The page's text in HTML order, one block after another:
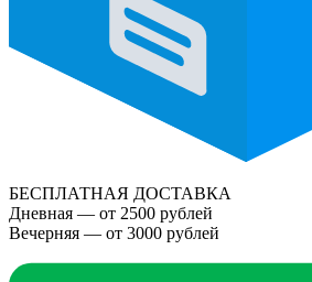
БЕСПЛАТНАЯ ДОСТАВКА
Дневная — от 2500 рублей
Вечерняя — от 3000 рублей